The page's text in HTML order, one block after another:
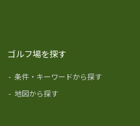
ゴルフ場を探す
- 条件・キーワードから探す
- 地図から探す